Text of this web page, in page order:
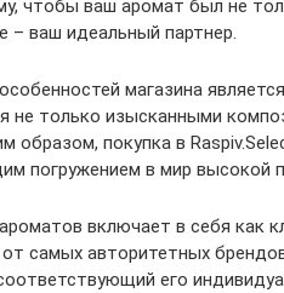
чтобы ваш аромат был не
– ваш идеальный партнер.
магазина
не только изысканными
образом, покупка в
погружением в мир высокой
включает в себя как
самых авторитетных
его